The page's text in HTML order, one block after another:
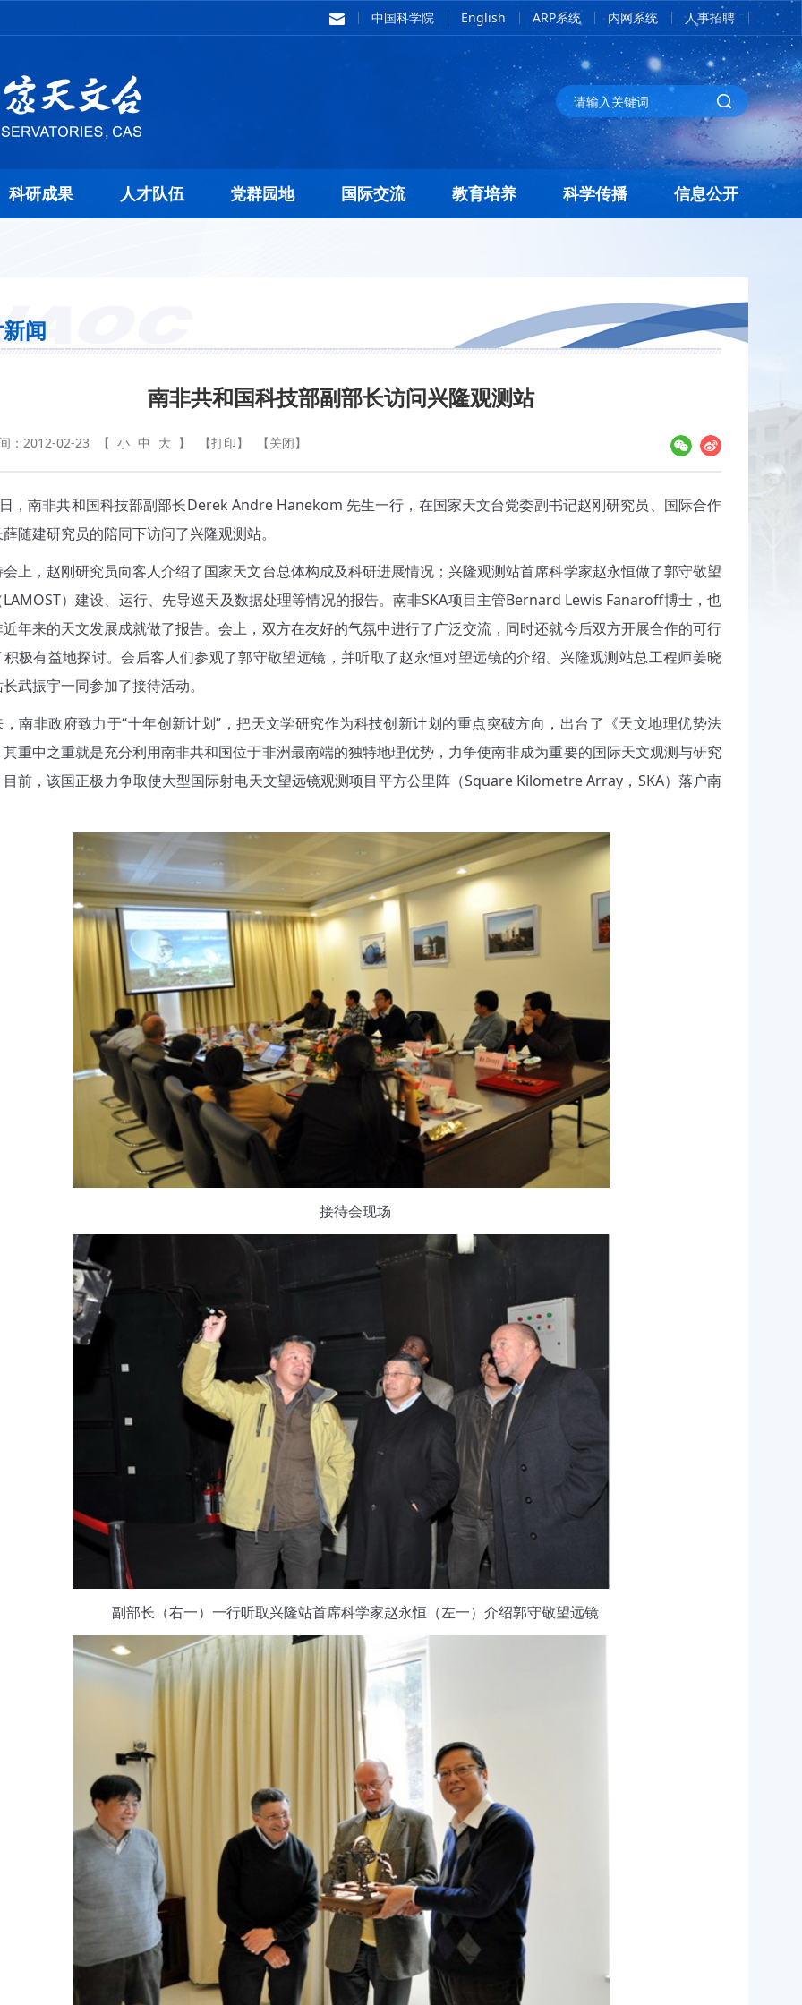
中国科学院 English ARP系统 内网系统 人事招聘
科研成果 人才队伍 党群园地 国际交流 教育培养 科学传播 信息公开
闻
南非共和国科技部副部长访问兴隆观测站
：2012-02-23 【 小 中 大 】 【打印】 【关闭】
，南非共和国科技部副部长Derek Andre Hanekom 先生一行，在国家天文台党委副书记赵刚研究员、国际合作
随建研究员的陪同下访问了兴隆观测站。
上，赵刚研究员向客人介绍了国家天文台总体构成及科研进展情况；兴隆观测站首席科学家赵永恒做了郭守敬望
）建设、运行、先导巡天及数据处理等情况的报告。南非SKA项目主管Bernard Lewis Fanaroff博士，也
年来的天文发展成就做了报告。会上，双方在友好的气氛中进行了广泛交流，同时还就今后双方开展合作的可行
极有益地探讨。会后客人们参观了郭守敬望远镜，并听取了赵永恒对望远镜的介绍。兴隆观测站总工程师姜晓
武振宇一同参加了接待活动。
南非政府致力于“十年创新计划”，把天文学研究作为科技创新计划的重点突破方向，出台了《天文地理优势法
重中之重就是充分利用南非共和国位于非洲最南端的独特地理优势，力争使南非成为重要的国际天文观测与研究
前，该国正极力争取使大型国际射电天文望远镜观测项目平方公里阵（Square Kilometre Array，SKA）落户南
接待会现场
副部长（右一）一行听取兴隆站首席科学家赵永恒（左一）介绍郭守敬望远镜